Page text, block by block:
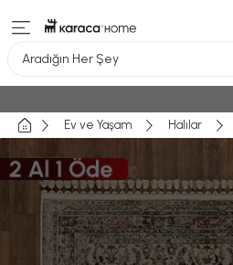
Aradığın Her Şey
Ev ve Yaşam Halılar